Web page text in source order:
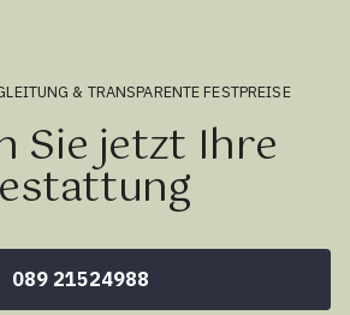
& TRANSPARENTE FESTPREISE
Sie jetzt Ihre
089 21524988